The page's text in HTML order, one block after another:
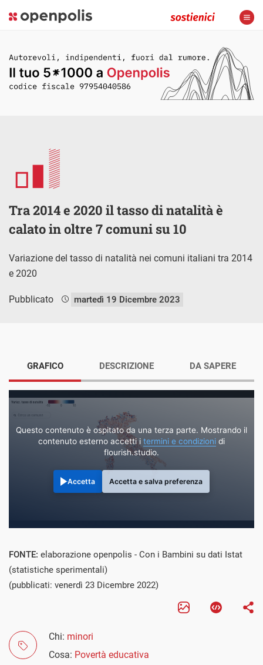
Tra 2014 e 2020 il tasso di natalità è
calato in oltre 7 comuni su 10
Variazione del tasso di natalità nei comuni italiani tra 2014
e 2020
Pubblicato martedì 19 Dicembre 2023
GRAFICO
Questo contenuto è ospitato da una terza parte. Mostrando il
contenuto esterno accetti i termini e condizioni di
flourish.studio.
Accetta Accetta e salva preferenza
DESCRIZIONE DA SAPERE
FONTE: elaborazione openpolis - Con i Bambini su dati Istat
(statistiche sperimentali)
(pubblicati: venerdì 23 Dicembre 2022)
Chi: minori
Cosa: Povertà educativa